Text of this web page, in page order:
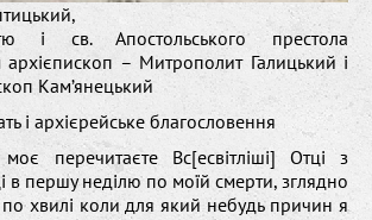
і св. Апостольського престола
архієпископ – Митрополит Галицький і
Кам’янецький
і архієрейське благословення
перечитаєте Вс[есвітліші] Отці з
в першу неділю по моїй смерти, зглядно
хвилі коли для який небудь причин я